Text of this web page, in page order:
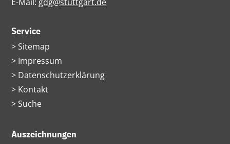
Service
Navigation
überspringen
Sitemap
Impressum
Datenschutzerklärung
Kontakt
Suche
Auszeichnungen